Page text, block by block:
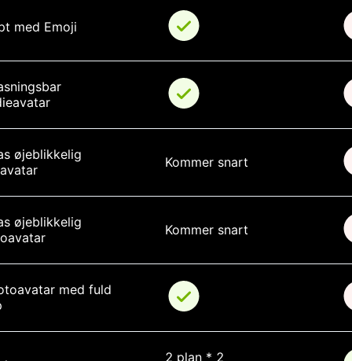
med Emoji
øjeblikkelig
Kommer snart
øjeblikkelig
Kommer snart
med fuld
2 plan * 2